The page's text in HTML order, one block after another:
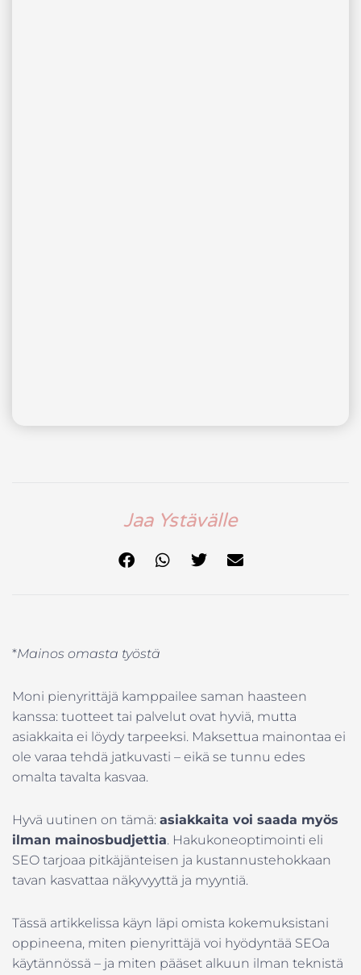
Jaa Ystävälle
*Mainos omasta työstä
Moni pienyrittäjä kamppailee saman haasteen
kanssa: tuotteet tai palvelut ovat hyviä, mutta
asiakkaita ei löydy tarpeeksi. Maksettua mainontaa ei
ole varaa tehdä jatkuvasti – eikä se tunnu edes
omalta tavalta kasvaa.
Hyvä uutinen on tämä: asiakkaita voi saada myös
ilman mainosbudjettia. Hakukoneoptimointi eli
SEO tarjoaa pitkäjänteisen ja kustannustehokkaan
tavan kasvattaa näkyvyyttä ja myyntiä.
Tässä artikkelissa käyn läpi omista kokemuksistani
oppineena, miten pienyrittäjä voi hyödyntää SEOa
käytännössä – ja miten pääset alkuun ilman teknistä